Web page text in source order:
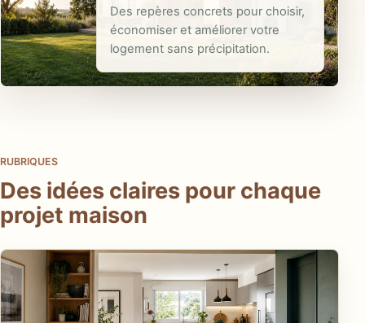
Des repères concrets pour choisir,
économiser et améliorer votre
logement sans précipitation.
RUBRIQUES
Des idées claires pour chaque
projet maison